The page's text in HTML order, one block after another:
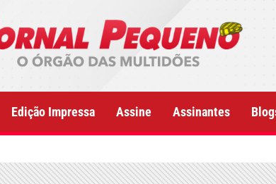
Edição Impressa Assine Assinantes